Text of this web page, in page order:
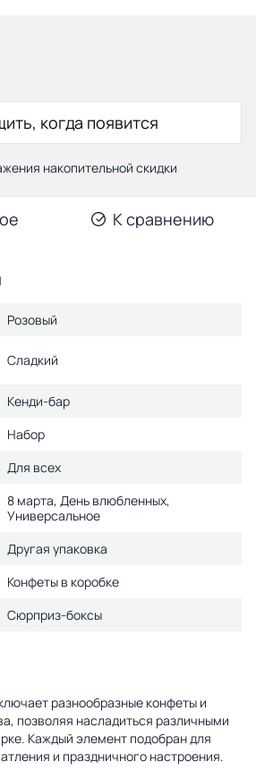
когда появится
накопительной скидки
К сравнению
Розовый
Сладкий
Кенди-бар
Набор
Для всех
8 марта, День влюбленных,
Универсальное
Другая упаковка
Конфеты в коробке
Сюрприз-боксы
разнообразные конфеты и
позволяя насладиться различными
Каждый элемент подобран для
и праздничного настроения.